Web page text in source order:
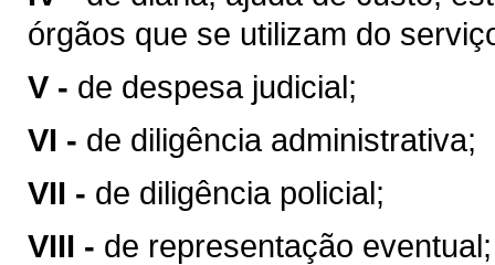
órgãos que se utilizam do
V - de despesa judicial;
VI - de diligência administrativa;
VII - de diligência policial;
VIII - de representação eventual;